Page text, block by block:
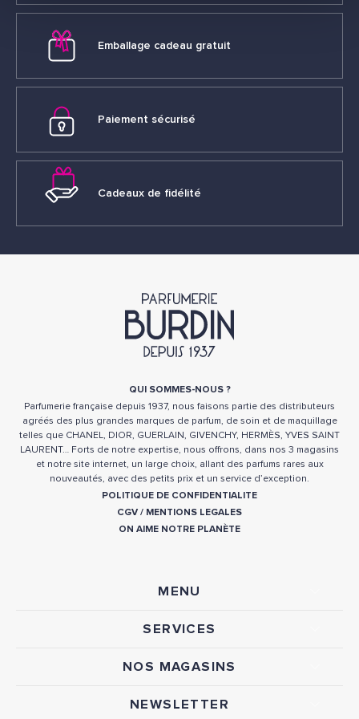
Emballage cadeau gratuit
Paiement sécurisé
Cadeaux de fidélité
QUI SOMMES-NOUS ?
Parfumerie française depuis 1937, nous faisons partie des distributeurs
agréés des plus grandes marques de parfum, de soin et de maquillage
telles que CHANEL, DIOR, GUERLAIN, GIVENCHY, HERMÈS, YVES SAINT
LAURENT… Forts de notre expertise, nous offrons, dans nos 3 magasins
et notre site internet, un large choix, allant des parfums rares aux
nouveautés, avec des petits prix et un service d’exception.
POLITIQUE DE CONFIDENTIALITE
CGV / MENTIONS LEGALES
ON AIME NOTRE PLANÈTE
MENU
SERVICES
NOS MAGASINS
NEWSLETTER